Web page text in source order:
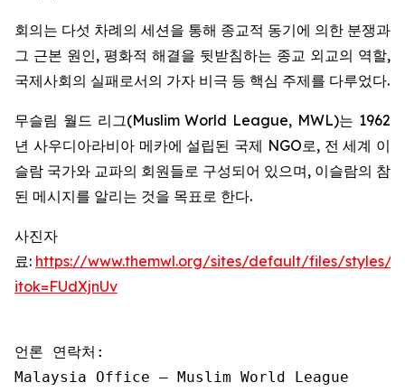
회의는 다섯 차례의 세션을 통해 종교적 동기에 의한 분쟁과
그 근본 원인, 평화적 해결을 뒷받침하는 종교 외교의 역할,
국제사회의 실패로서의 가자 비극 등 핵심 주제를 다루었다.
무슬림 월드 리그(Muslim World League, MWL)는 1962
년 사우디아라비아 메카에 설립된 국제 NGO로, 전 세계 이
슬람 국가와 교파의 회원들로 구성되어 있으며, 이슬람의 참
된 메시지를 알리는 것을 목표로 한다.
사진자
료: https://www.themwl.org/sites/default/files/styles/
itok=FUdXjnUv
언론 연락처:
Malaysia Office – Muslim World League